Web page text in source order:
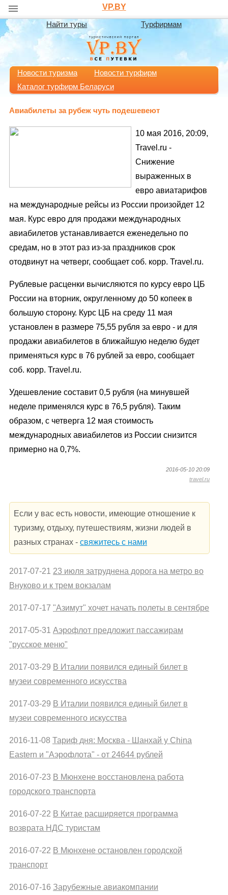
VP.BY
Найти туры Турфирмам
Новости туризма
Новости турфирм
Каталог турфирм Беларуси
Авиабилеты за рубеж чуть подешевеют
10 мая 2016, 20:09,
Travel.ru -
Снижение
выраженных в
евро авиатарифов
на международные рейсы из России произойдет 12
мая. Курс евро для продажи международных
авиабилетов устанавливается еженедельно по
средам, но в этот раз из-за праздников срок
отодвинут на четверг, сообщает соб. корр. Travel.ru.
Рублевые расценки вычисляются по курсу евро ЦБ
России на вторник, округленному до 50 копеек в
большую сторону. Курс ЦБ на среду 11 мая
установлен в размере 75,55 рубля за евро - и для
продажи авиабилетов в ближайшую неделю будет
применяться курс в 76 рублей за евро, сообщает
соб. корр. Travel.ru.
Удешевление составит 0,5 рубля (на минувшей
неделе применялся курс в 76,5 рубля). Таким
образом, с четверга 12 мая стоимость
международных авиабилетов из России снизится
примерно на 0,7%.
2016-05-10 20:09
travel.ru
Если у вас есть новости, имеющие отношение к
туризму, отдыху, путешествиям, жизни людей в
разных странах - свяжитесь с нами
2017-07-21 23 июля затруднена дорога на метро во
Внуково и к трем вокзалам
2017-07-17 "Азимут" хочет начать полеты в сентябре
2017-05-31 Аэрофлот предложит пассажирам
"русское меню"
2017-03-29 В Италии появился единый билет в
музеи современного искусства
2017-03-29 В Италии появился единый билет в
музеи современного искусства
2016-11-08 Тариф дня: Москва - Шанхай у China
Eastern и "Аэрофлота" - от 24644 рублей
2016-07-23 В Мюнхене восстановлена работа
городского транспорта
2016-07-22 В Китае расширяется программа
возврата НДС туристам
2016-07-22 В Мюнхене остановлен городской
транспорт
2016-07-16 Зарубежные авиакомпании